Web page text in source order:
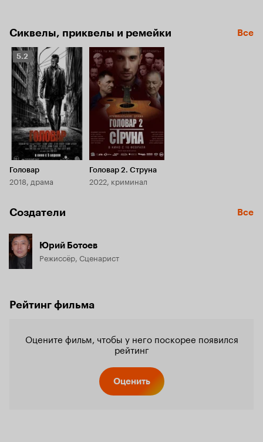
Сиквелы, приквелы и ремейки Все
Рейтинг
Кинопоиска
5.2
5.2
Головар
2018, драма
Головар 2. Струна
2022, криминал
Создатели Все
Юрий Ботоев
Режиссёр, Сценарист
Рейтинг фильма
Оцените фильм, чтобы у него поскорее появился
рейтинг
Оценить